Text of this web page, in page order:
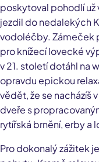
poskytoval pohodlí už
jezdil do nedalekých
vodoléčby. Zámeček
pro knížecí lovecké
v 21. století dotáhl na
opravdu epickou
vědět, že se nacházíš
dveře s
rytířská brnění, erby a
Pro dokonalý zážitek